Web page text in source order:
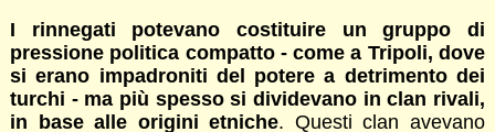
I rinnegati potevano costituire un gruppo di
pressione politica compatto - come a Tripoli, dove
si erano impadroniti del potere a detrimento dei
turchi - ma più spesso si dividevano in clan rivali,
in base alle origini etniche. Questi clan avevano